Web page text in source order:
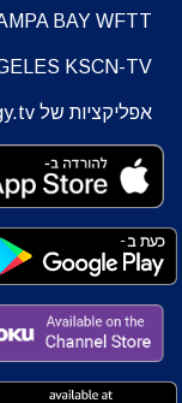
BAY WFTT
KSCN-TV
אפליקציות של Scientology.tv